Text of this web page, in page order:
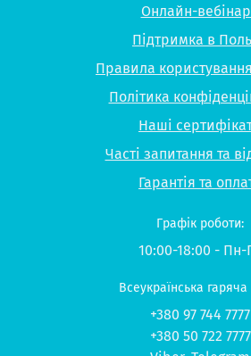
Онлайн-
Підтримка в
Правила
Політика
Наші
Часті запитання та
Гарантія та
Графік роботи:
10:00-18:00 - Пн-
Всеукраїнська гаряча
+380 97 744 7777
+380 50 722 7777